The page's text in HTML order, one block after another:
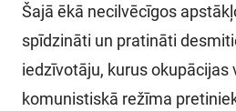
Šajā ēkā necilvēcīgos
spīdzināti un pratināti
iedzīvotāju, kurus
komunistiskā režīma